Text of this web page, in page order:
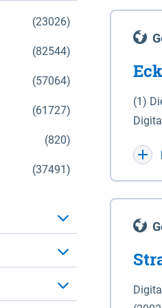
(23026)
(82544)
(57064)
(61727)
(820)
(37491)
(1)
WGS
für
der in